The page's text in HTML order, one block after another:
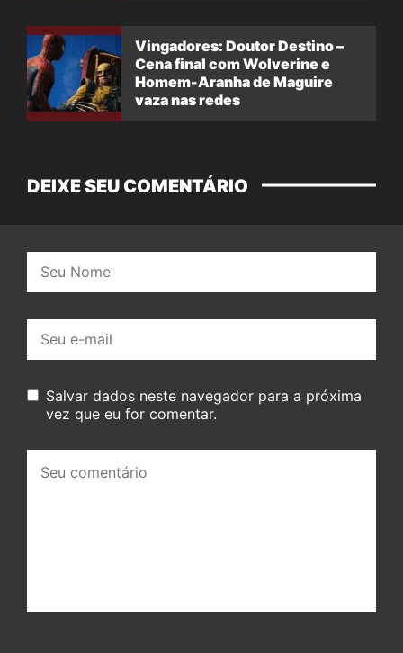
Vingadores: Doutor Destino –
Cena final com Wolverine e
Homem-Aranha de Maguire
vaza nas redes
DEIXE SEU COMENTÁRIO
mail:
Salvar dados neste navegador para a próxima
vez que eu for comentar.
comentário: